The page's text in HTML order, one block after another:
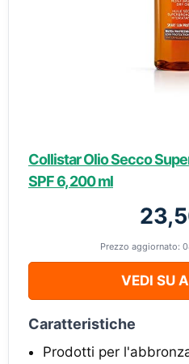
Collistar Olio Secco
SPF 6, 200 ml
Prezzo aggiornato:
VEDI SU
Caratteristiche
Prodotti per